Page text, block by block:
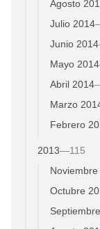
Agosto
Julio 2014
Junio 2014
Mayo 2014
Abril 2014
Marzo
Febrero
2013—115
Noviembre
Octubre